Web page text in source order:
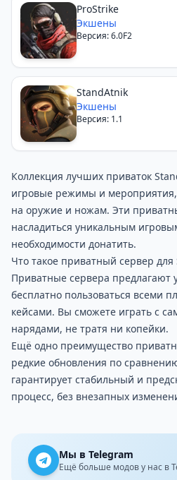
ProStrike
Экшены
Версия: 6.0F2
StandAtnik
Экшены
Версия: 1.1
Коллекция лучших приваток
игровые режимы и мероприятия,
на оружие и ножам. Эти
насладиться уникальным
необходимости донатить.
Что такое приватный сервер для
Приватные сервера предлагают
бесплатно пользоваться всеми
кейсами. Вы сможете играть с
нарядами, не тратя ни копейки.
Ещё одно преимущество
редкие обновления по
гарантирует стабильный и
процесс, без внезапных
Мы в Telegram
Ещё больше модов у нас в